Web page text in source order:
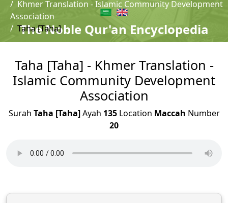
The Noble Qur'an Encyclopedia
Khmer Translation - Islamic Community Development
Association
Taha [Taha]
Taha [Taha] - Khmer Translation -
Islamic Community Development
Association
Surah Taha [Taha]Ayah 135Location Maccah Number
20